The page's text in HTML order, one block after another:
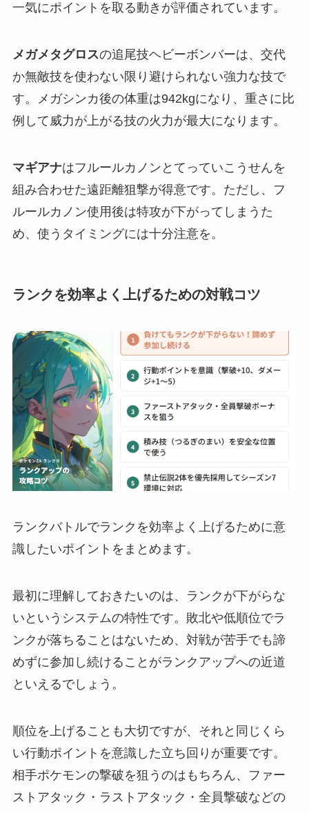
一気にポイントを取る動きが評価されています。
メガメタグロスの追尾技ヘビーボンバーは、交代
か無敵技を使わない限り避けられない強力な技で
す。メガシンカ後の体重は942kgになり、重さに比
例して威力が上がる技の火力が最大になります。
マギアナはフルールカノンとてっていこうせんを
組み合わせた遠距離狙撃が得意です。ただし、フ
ルールカノン使用後は特攻が下がってしまうた
め、使うタイミングには十分注意を。
ランクを効率よく上げるための対戦コツ
ランクバトルでランクを効率よく上げるために意
識したいポイントをまとめます。
最初に理解しておきたいのは、ランクが下がらな
いというシステムの特性です。敗北や低順位でラ
ンクが落ちることはないため、対戦が苦手でも諦
めずに参加し続けることがランクアップへの近道
といえるでしょう。
順位を上げることも大切ですが、それと同じくら
い行動ポイントを意識した立ち回りが重要です。
相手ポケモンの撃破を狙うのはもちろん、ファー
ストアタック・ラストアタック・全員撃破などの